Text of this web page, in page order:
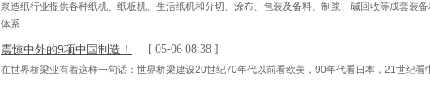
浆造纸行业提供各种纸机、纸板机、生活纸机和分切、涂布、包装及备料、制浆、碱回收等成套装
体系
震惊中外的9项中国制造！ [ 05-06 08:38 ]
在世界桥梁业有着这样一句话：世界桥梁建设20世纪70年代以前看欧美，90年代看日本，21世纪看